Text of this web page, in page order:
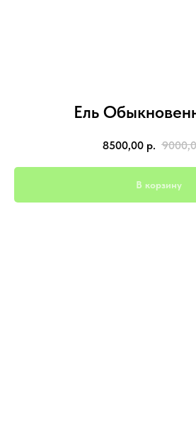
Ель
8500,00 р.
В корзину